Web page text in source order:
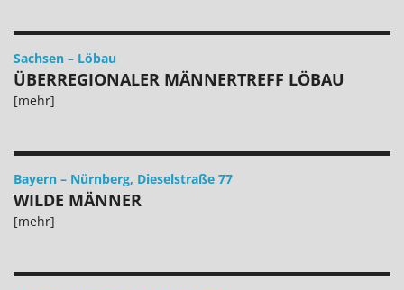
Sachsen – Löbau
ÜBERREGIONALER MÄNNERTREFF LÖBAU
[mehr]
Bayern – Nürnberg, Dieselstraße 77
WILDE MÄNNER
[mehr]